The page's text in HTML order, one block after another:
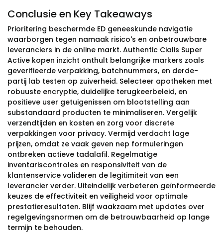
Conclusie en Key Takeaways
Prioritering beschermde ED geneeskunde navigatie
waarborgen tegen namaak risico's en onbetrouwbare
leveranciers in de online markt. Authentic Cialis Super
Active kopen inzicht onthult belangrijke markers zoals
geverifieerde verpakking, batchnummers, en derde-
partij lab testen op zuiverheid. Selecteer apotheken met
robuuste encryptie, duidelijke terugkeerbeleid, en
positieve user getuigenissen om blootstelling aan
substandaard producten te minimaliseren. Vergelijk
verzendtijden en kosten en zorg voor discrete
verpakkingen voor privacy. Vermijd verdacht lage
prijzen, omdat ze vaak geven nep formuleringen
ontbreken actieve tadalafil. Regelmatige
inventariscontroles en responsiviteit van de
klantenservice valideren de legitimiteit van een
leverancier verder. Uiteindelijk verbeteren geïnformeerde
keuzes de effectiviteit en veiligheid voor optimale
prestatieresultaten. Blijf waakzaam met updates over
regelgevingsnormen om de betrouwbaarheid op lange
termijn te behouden.